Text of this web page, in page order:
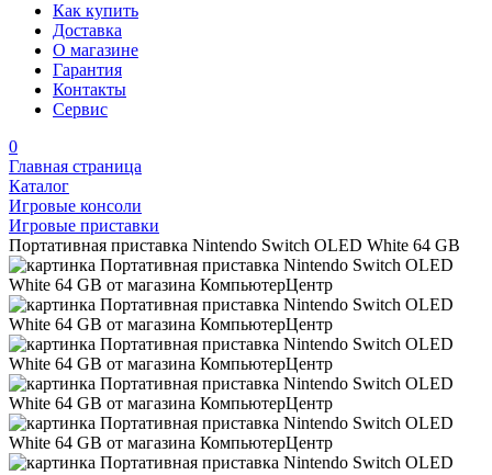
Как купить
Доставка
О магазине
Гарантия
Контакты
Сервис
0
Главная страница
Каталог
Игровые консоли
Игровые приставки
Портативная приставка Nintendo Switch OLED White 64 GB